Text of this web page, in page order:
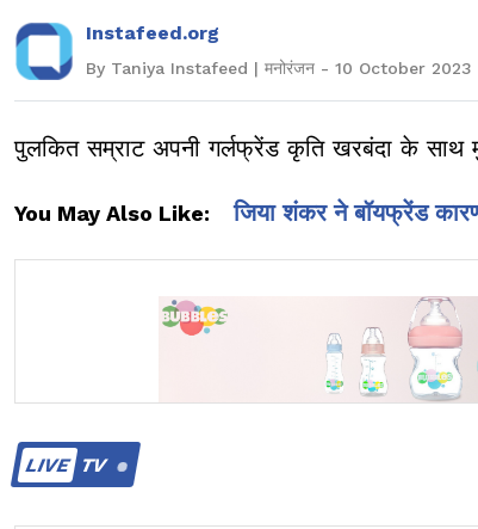
Instafeed.org
By Taniya Instafeed | मनोरंजन - 10 October 2023
पुलकित सम्राट अपनी गर्लफ्रेंड कृति खरबंदा के साथ
You May Also Like: जिया शंकर ने बॉयफ्रेंड
LIVETV